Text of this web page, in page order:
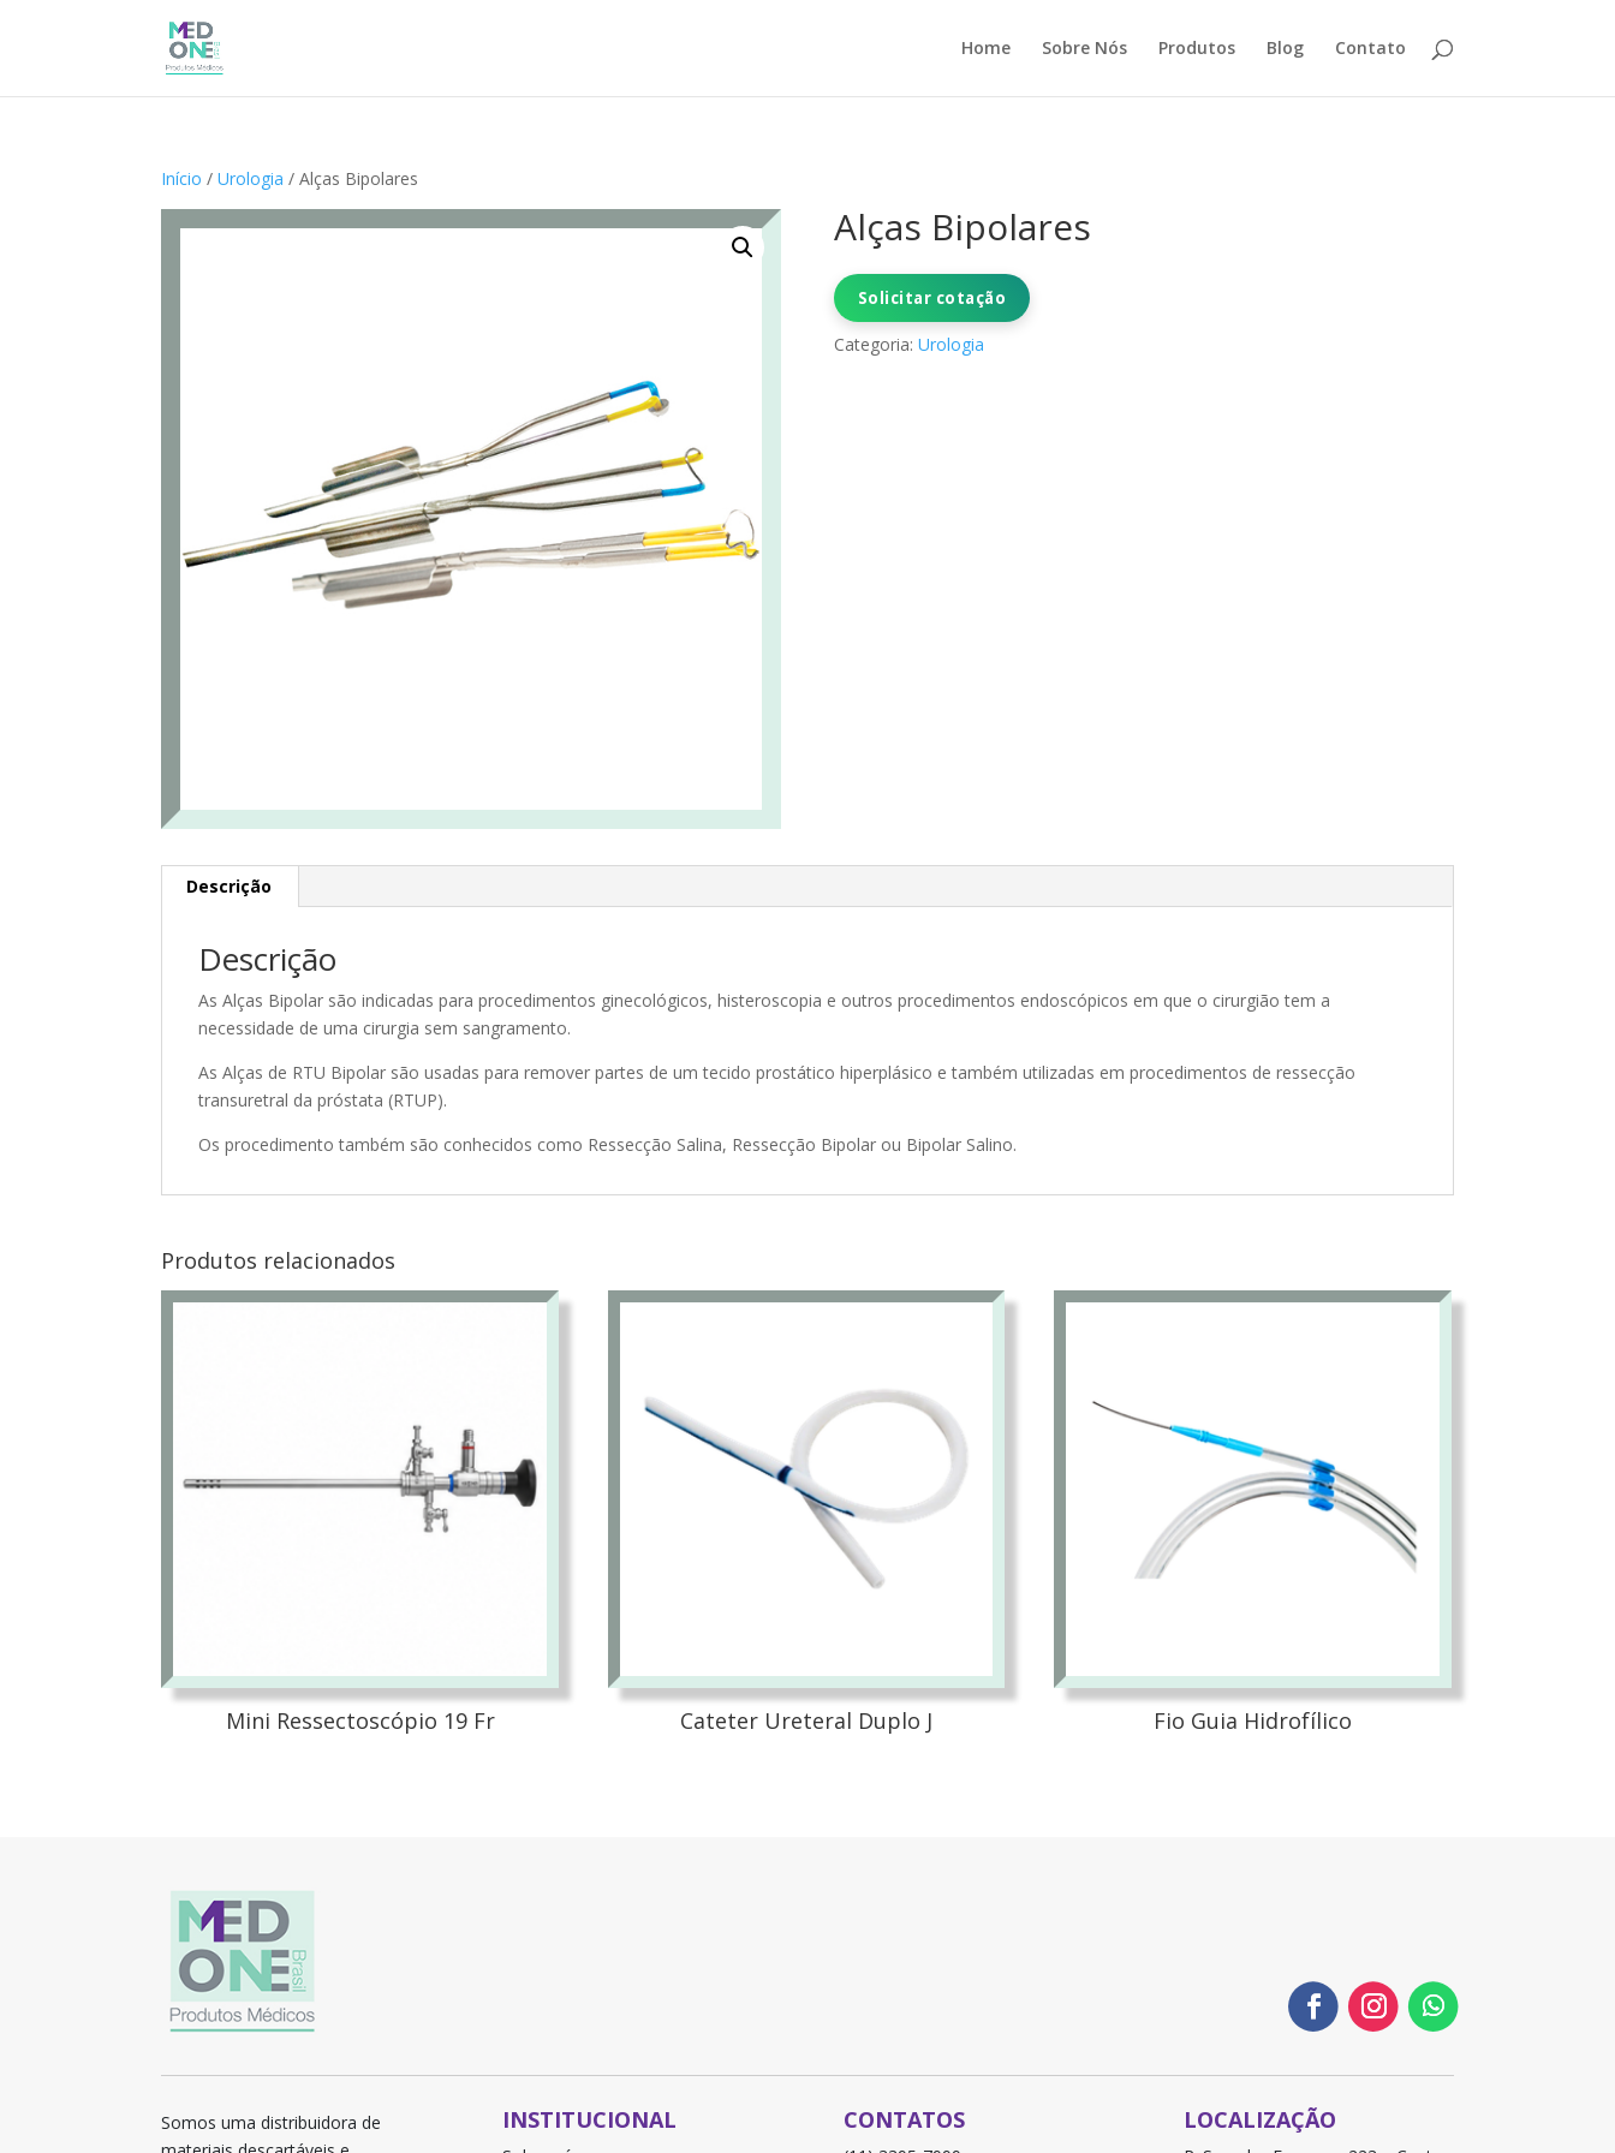
Home Sobre Nós Produtos Blog Contato
Início /Urologia / Alças Bipolares
Alças Bipolares
Solicitar cotação
Categoria: Urologia
Descrição
Descrição
As Alças Bipolar são indicadas para procedimentos ginecológicos, histeroscopia e outros procedimentos endoscópicos em que o cirurgião tem a
necessidade de uma cirurgia sem sangramento.
As Alças de RTU Bipolar são usadas para remover partes de um tecido prostático hiperplásico e também utilizadas em procedimentos de ressecção
transuretral da próstata (RTUP).
Os procedimento também são conhecidos como Ressecção Salina, Ressecção Bipolar ou Bipolar Salino.
Produtos relacionados
Mini Ressectoscópio 19 Fr Cateter Ureteral Duplo J Fio Guia Hidrofílico
Somos uma distribuidora de
INSTITUCIONAL CONTATOS LOCALIZAÇÃO